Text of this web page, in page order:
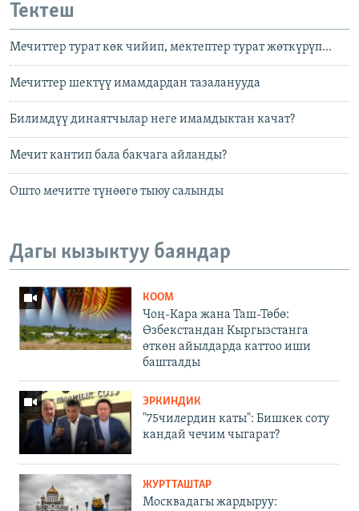
Тектеш
Мечиттер турат көк чийип, мектептер турат жөткүрүп...
Мечиттер шектүү имамдардан тазаланууда
Билимдүү динаятчылар неге имамдыктан качат?
Мечит кантип бала бакчага айланды?
Ошто мечитте түнөөгө тыюу салынды
Дагы кызыктуу баяндар
КООМ
Чоң-Кара жана Таш-Төбө:
Өзбекстандан Кыргызстанга
өткөн айылдарда каттоо иши
башталды
ЭРКИНДИК
"75чилердин каты": Бишкек соту
кандай чечим чыгарат?
ЖУРТТАШТАР
Москвадагы жардыруу: